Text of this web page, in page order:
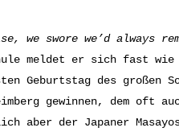
we swore we’d always
meldet er sich fast wie
Geburtstag des
gewinnen, dem oft
aber der Japaner